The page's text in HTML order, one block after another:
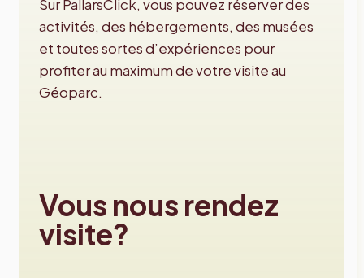
Sur PallarsClick, vous pouvez réserver des
activités, des hébergements, des musées
et toutes sortes d’expériences pour
profiter au maximum de votre visite au
Géoparc.
Vous nous rendez
visite?